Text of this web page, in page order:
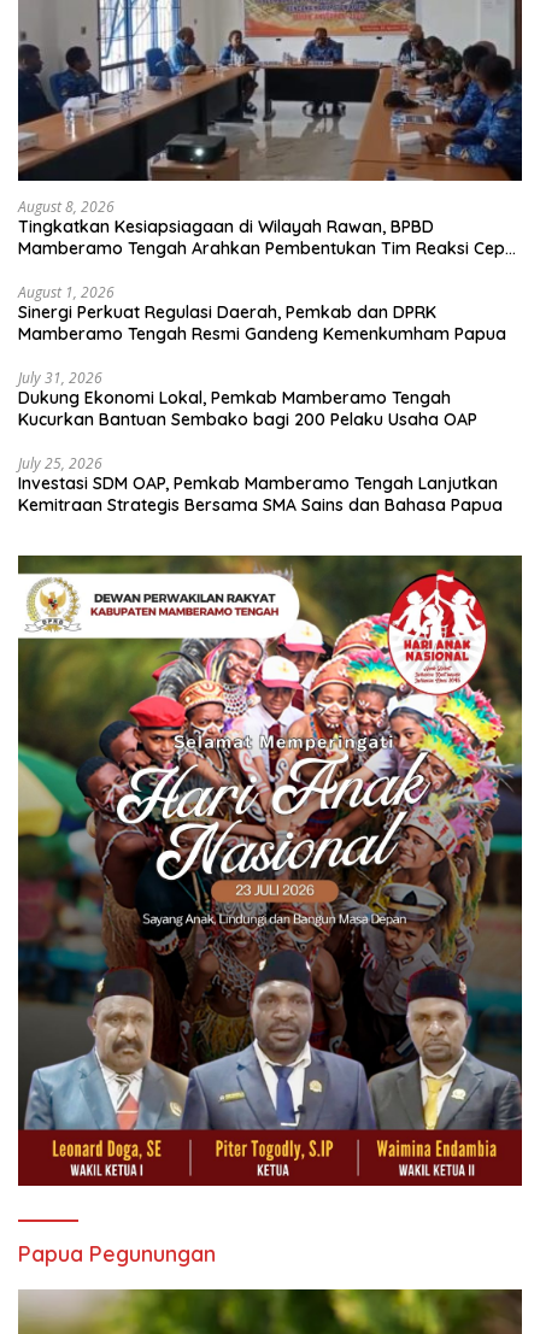
August 8, 2026
Tingkatkan Kesiapsiagaan di Wilayah Rawan, BPBD
Mamberamo Tengah Arahkan Pembentukan Tim Reaksi Cepat
August 1, 2026
Sinergi Perkuat Regulasi Daerah, Pemkab dan DPRK
Mamberamo Tengah Resmi Gandeng Kemenkumham Papua
July 31, 2026
Dukung Ekonomi Lokal, Pemkab Mamberamo Tengah
Kucurkan Bantuan Sembako bagi 200 Pelaku Usaha OAP
July 25, 2026
Investasi SDM OAP, Pemkab Mamberamo Tengah Lanjutkan
Kemitraan Strategis Bersama SMA Sains dan Bahasa Papua
Papua Pegunungan